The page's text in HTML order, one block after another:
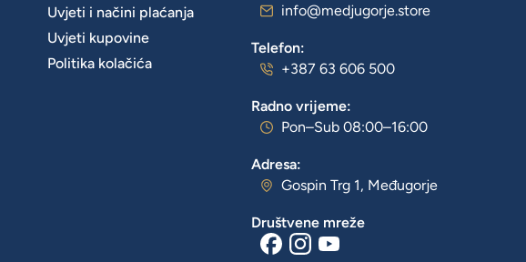
Uvjeti i načini plaćanja
Uvjeti kupovine
Politika kolačića
info@medjugorje.store
Telefon:
+387 63 606 500
Radno vrijeme:
Pon–Sub 08:00–16:00
Adresa:
Gospin Trg 1, Međugorje
Društvene mreže